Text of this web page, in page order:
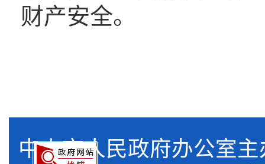
财产安全。
中山市人民政府办公